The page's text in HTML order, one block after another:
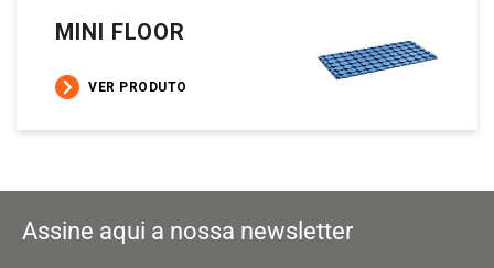
MINI FLOOR
VER PRODUTO
Assine aqui a nossa newsletter